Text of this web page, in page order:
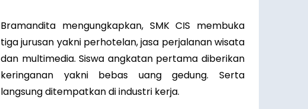
Bramandita mengungkapkan, SMK CIS membuka
tiga jurusan yakni perhotelan, jasa perjalanan wisata
dan multimedia. Siswa angkatan pertama diberikan
keringanan yakni bebas uang gedung. Serta
langsung ditempatkan di industri kerja.